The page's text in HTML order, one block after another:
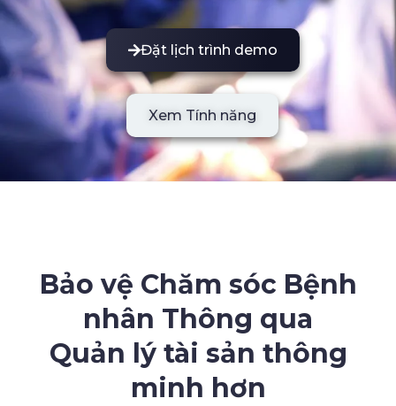
Đặt lịch trình demo
Xem Tính năng
Bảo vệ Chăm sóc Bệnh
nhân Thông qua
Quản lý tài sản thông
minh hơn